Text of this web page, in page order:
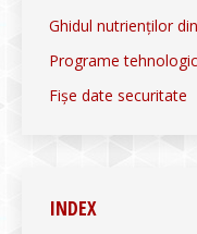
Ghidul nutrienților
Programe
Fișe date securitate
INDEX